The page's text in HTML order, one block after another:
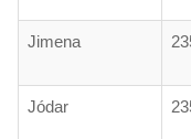
Jimena
Jódar